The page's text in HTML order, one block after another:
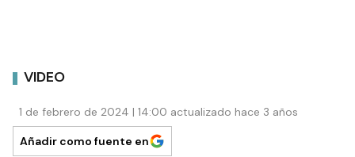
VIDEO
1 de febrero de 2024 | 14:00 actualizado hace 3 años
Añadir como fuente en